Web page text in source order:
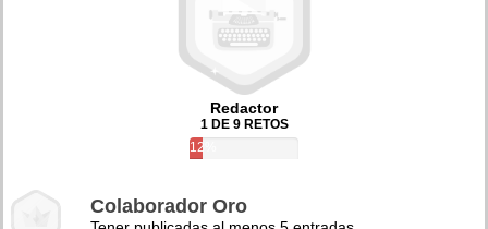
Redactor
1 DE 9 RETOS
12%
Colaborador Oro